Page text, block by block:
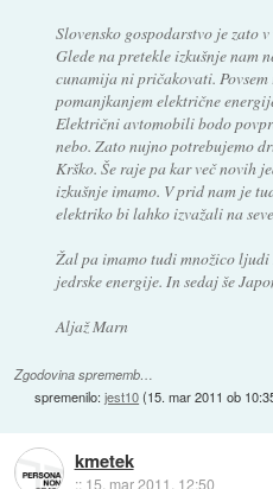
Slovensko gospodarstvo je zato
Glede na pretekle izkušnje nam
cunamija ni pričakovati.
pomanjkanjem električne
Električni avtomobili bodo
nebo. Zato nujno potrebujemo
Krško. Še raje pa kar več novih
izkušnje imamo. V prid nam je
elektriko bi lahko izvažali na
Žal pa imamo tudi množico
jedrske energije. In sedaj še
Aljaž Marn
Zgodovina sprememb…
spremenilo:jest10(15. mar 2011 ob
kmetek
:: 15. mar 2011, 12:50